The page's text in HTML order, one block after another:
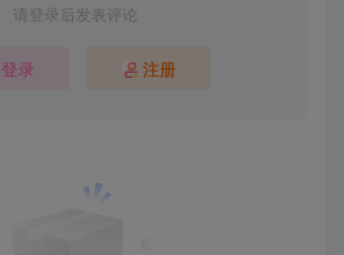
请登录后发表评论
登录 注册